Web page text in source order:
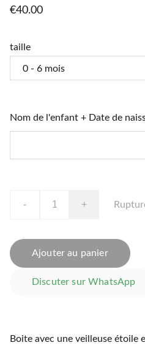
€40.00
taille
Nom de l'enfant + Date de
- +
Ajouter au panier
Discuter sur WhatsApp
Boite avec une veilleuse étoile